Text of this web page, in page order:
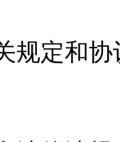
定和协